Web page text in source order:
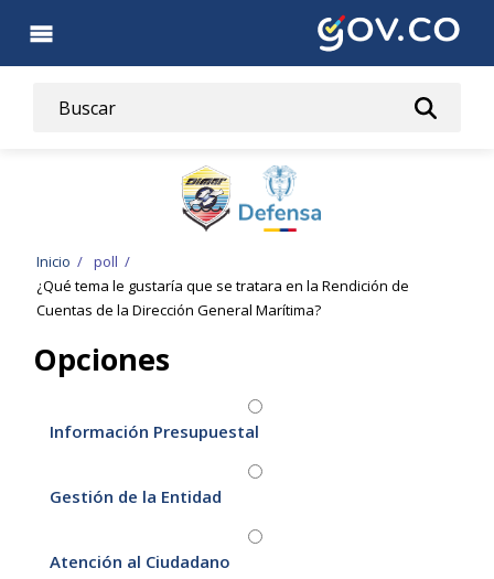
contenido
Ruta
navegación
Inicio
poll
¿Qué tema le gustaría que se tratara en la Rendición de
Cuentas de la Dirección General Marítima?
Opciones
Información Presupuestal
Gestión de la Entidad
Atención al Ciudadano